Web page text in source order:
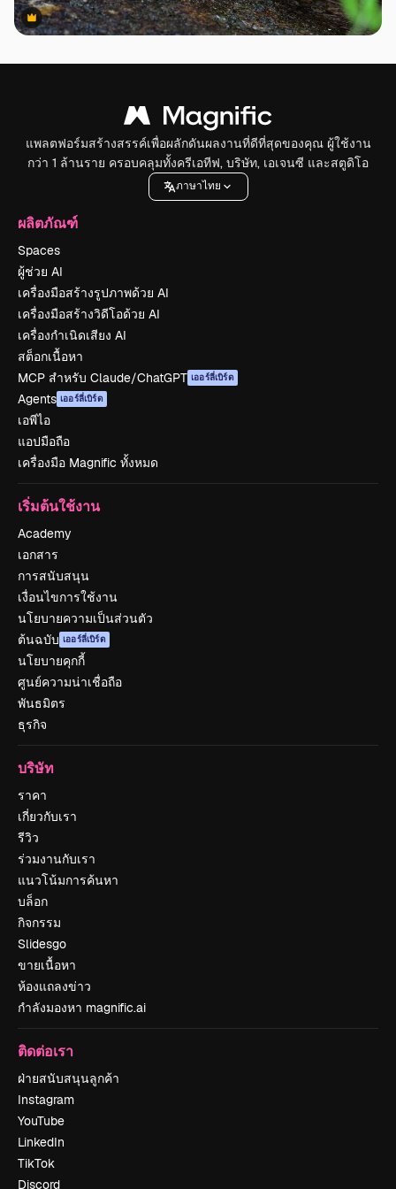
Premium
Premium
แพลตฟอร์มสร้างสรรค์เพื่อผลักดันผลงานที่ดีที่สุดของคุณ ผู้ใช้งาน
กว่า 1 ล้านราย ครอบคลุมทั้งครีเอทีฟ, บริษัท, เอเจนซี และสตูดิโอ
ภาษาไทย
ผลิตภัณฑ์
Spaces
ผู้ช่วย AI
เครื่องมือสร้างรูปภาพด้วย AI
เครื่องมือสร้างวิดีโอด้วย AI
เครื่องกำเนิดเสียง AI
สต็อกเนื้อหา
MCP สำหรับ Claude/ChatGPT เออร์ลี่เบิร์ด
Agents เออร์ลี่เบิร์ด
เอพีไอ
แอปมือถือ
เครื่องมือ Magnific ทั้งหมด
เริ่มต้นใช้งาน
Academy
เอกสาร
การสนับสนุน
เงื่อนไขการใช้งาน
นโยบายความเป็นส่วนตัว
ต้นฉบับ เออร์ลี่เบิร์ด
นโยบายคุกกี้
ศูนย์ความน่าเชื่อถือ
พันธมิตร
ธุรกิจ
บริษัท
ราคา
เกี่ยวกับเรา
รีวิว
ร่วมงานกับเรา
แนวโน้มการค้นหา
บล็อก
กิจกรรม
Slidesgo
ขายเนื้อหา
ห้องแถลงข่าว
กำลังมองหา magnific.ai
ติดต่อเรา
ฝ่ายสนับสนุนลูกค้า
Instagram
YouTube
LinkedIn
TikTok
Discord